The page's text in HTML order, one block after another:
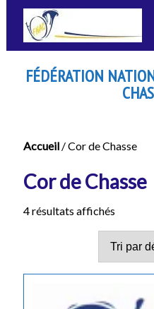
FÉDÉRATION
Accueil/ Cor de Chasse
Cor de Chasse
4 résultats affichés